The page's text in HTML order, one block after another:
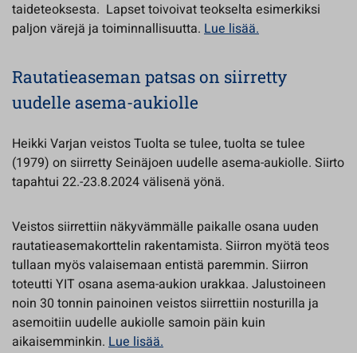
taideteoksesta. Lapset toivoivat teokselta esimerkiksi
paljon värejä ja toiminnallisuutta. Lue lisää.
Rautatieaseman patsas on siirretty
uudelle asema-aukiolle
Heikki Varjan veistos Tuolta se tulee, tuolta se tulee
(1979) on siirretty Seinäjoen uudelle asema-aukiolle. Siirto
tapahtui 22.-23.8.2024 välisenä yönä.
Veistos siirrettiin näkyvämmälle paikalle osana uuden
rautatieasemakorttelin rakentamista. Siirron myötä teos
tullaan myös valaisemaan entistä paremmin. Siirron
toteutti YIT osana asema-aukion urakkaa. Jalustoineen
noin 30 tonnin painoinen veistos siirrettiin nosturilla ja
asemoitiin uudelle aukiolle samoin päin kuin
aikaisemminkin. Lue lisää.